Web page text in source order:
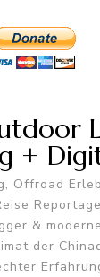
+
Offroad
&
der